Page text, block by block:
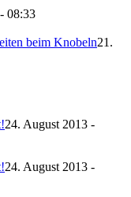
08:33
beim Knobeln21.
24. August 2013 -
24. August 2013 -